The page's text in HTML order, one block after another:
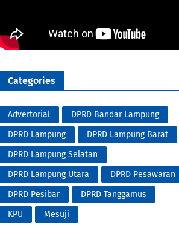
Categories
Advertorial
DPRD Bandar Lampung
DPRD Lampung
DPRD Lampung Barat
DPRD Lampung Selatan
DPRD Lampung Utara
DPRD Pesawaran
DPRD Pesibar
DPRD Tanggamus
KPU
Mesuji